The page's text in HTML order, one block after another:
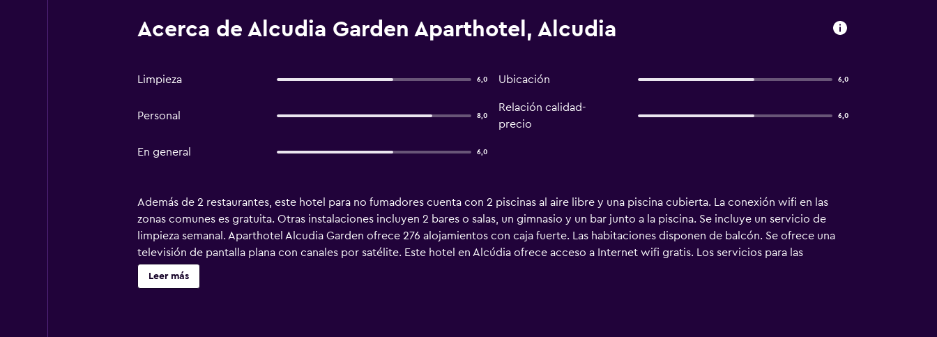
Acerca de Alcudia Garden Aparthotel, Alcudia
Limpieza 6,0 Ubicación 6,0
Personal 8,0
Relación calidad-
precio
6,0
En general 6,0
Además de 2 restaurantes, este hotel para no fumadores cuenta con 2 piscinas al aire libre y una piscina cubierta. La conexión wifi en las
zonas comunes es gratuita. Otras instalaciones incluyen 2 bares o salas, un gimnasio y un bar junto a la piscina. Se incluye un servicio de
limpieza semanal. Aparthotel Alcudia Garden ofrece 276 alojamientos con caja fuerte. Las habitaciones disponen de balcón. Se ofrece una
televisión de pantalla plana con canales por satélite. Este hotel en Alcúdia ofrece acceso a Internet wifi gratis. Los servicios para las
personas de negocios incluyen escritorio y teléfono. Se ofrece servicio de limpieza todos los días. En el alojamiento hay 2 piscinas al aire
libre además de piscina cubierta. Además de una piscina infantil, los servicios de ocio y esparcimiento incluyen una bañera de hidromasaje,
Leer más